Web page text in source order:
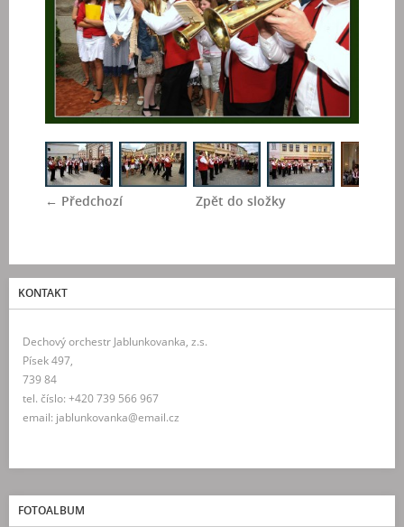
← Předchozí Zpět do složky
KONTAKT
Dechový orchestr Jablunkovanka, z.s.
Písek 497,
739 84
tel. číslo: +420 739 566 967
email: jablunkovanka@email.cz
FOTOALBUM